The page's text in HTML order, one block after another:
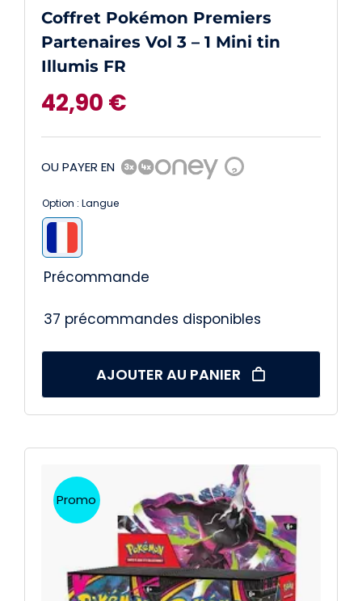
Coffret Pokémon Premiers
Partenaires Vol 3 – 1 Mini tin
Illumis FR
42,90 €
OU PAYER EN ?
Option : Langue
Précommande
37 précommandes disponibles
AJOUTER AU PANIER
Promo